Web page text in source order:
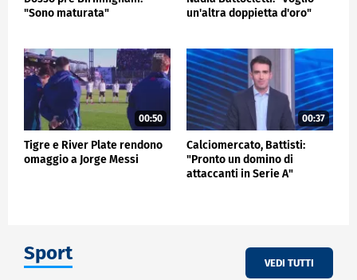
"Sono maturata"
un'altra doppietta d'oro"
00:50
Tigre e River Plate rendono
omaggio a Jorge Messi
00:37
Calciomercato, Battisti:
"Pronto un domino di
attaccanti in Serie A"
Sport VEDI TUTTI